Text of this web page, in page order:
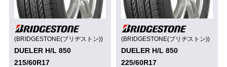
(BRIDGESTONE(ブリヂストン))
DUELER H/L 850
215/60R17
(BRIDGESTONE(ブリヂストン))
DUELER H/L 850
225/60R17